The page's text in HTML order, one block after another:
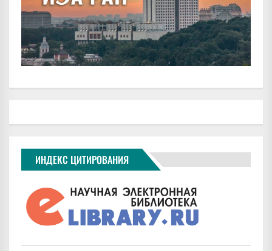
ИНДЕКС ЦИТИРОВАНИЯ